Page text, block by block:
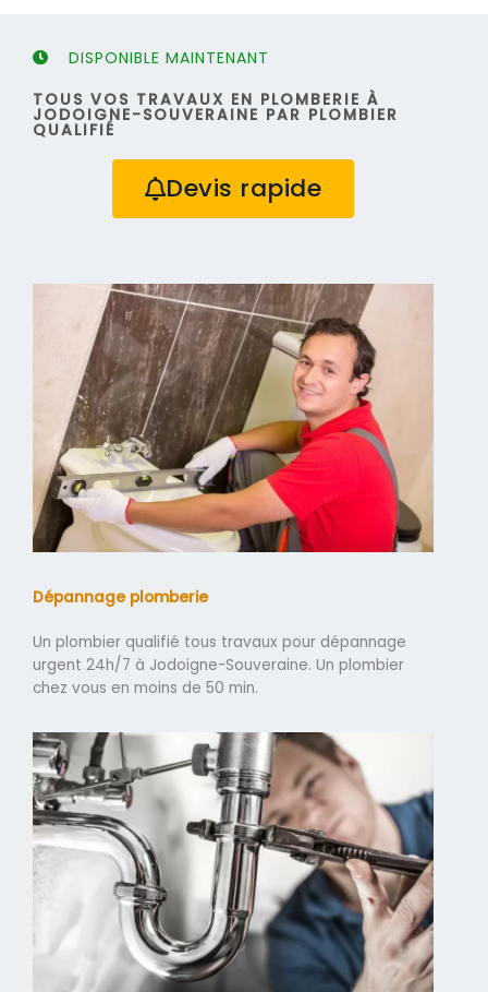
DISPONIBLE MAINTENANT
TOUS VOS TRAVAUX EN PLOMBERIE À
JODOIGNE-SOUVERAINE PAR PLOMBIER
QUALIFIÉ
Devis rapide
Dépannage plomberie
Un plombier qualifié tous travaux pour dépannage
urgent 24h/7 à Jodoigne-Souveraine. Un plombier
chez vous en moins de 50 min.